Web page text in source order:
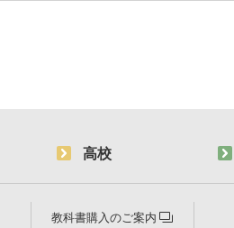
高校
教科書購入のご案内